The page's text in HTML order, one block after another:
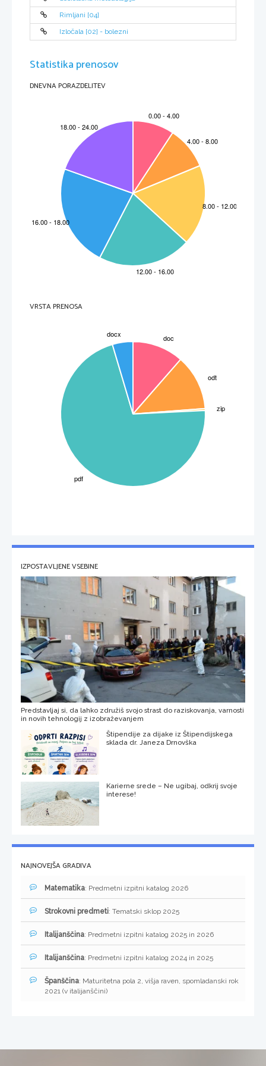
Downov sindrom
je   kromosomska   motnja,   ki   jo   povzroči   dodaten   21.
kromosom. Upočasnjeni razvoj je posledica
  nepravilnosti. 21. kromosomu je
namreč dodan še eden (gre za trisomijo 21. kromosoma). V 95% primerov je vzrok trisomije
. 95% primerov Downovega sindroma je posledica Trisomije 21,
5%   pa   posledica   Robertsonove   translokacije.   Bolezen   je   poimenovana   po   britanskem
zdravniku z imenom
, ki je leta 1866 ta
prvi opisal. Trisomijo 21
so ugotovili leta 1959. Z Downovim sindromom in drugimi motnjami v duševnem razvoju se
ukvarjajo specialni in rehabilitacijski pedagogi (po starem defektologi).
Ljudje z Downovim sindromom imajo običajno motnje v duševnem razvoju, ni pa nujno.
Lahko so normalno inteligentni. Imajo značilne obrazne poteze, občutljivo kožo, hipotonično
muskulaturo, hiperfleksibilne sklepe, občutljivo kožo, redke lase in velik jezik. Značilna je
»opičja   brazda«,   na   roki   imajo   namesto   dveh   samo   eno   prečno   brazdo.   Pri   Downovem
sindromu  so  pogosta   srčna  obolenja,   dihalne   motnje,  imunske,  hormonalne  in  encimatske
Rimljani [04]
Izločala [02] - bolezni
Statistika prenosov
DNEVNA PORAZDELITEV
VRSTA PRENOSA
IZPOSTAVLJENE VSEBINE
Predstavljaj si, da lahko združiš svojo strast do raziskovanja, varnosti
in novih tehnologij z izobraževanjem
Štipendije za dijake iz Štipendijskega
sklada dr. Janeza Drnovška
Karierne srede – Ne ugibaj, odkrij svoje
interese!
NAJNOVEJŠA GRADIVA
Matematika: Predmetni izpitni katalog 2026
Strokovni predmeti: Tematski sklop 2025
Italijanščina: Predmetni izpitni katalog 2025 in 2026
Italijanščina: Predmetni izpitni katalog 2024 in 2025
Španščina: Maturitetna pola 2, višja raven, spomladanski rok
2021 (v italijanščini)